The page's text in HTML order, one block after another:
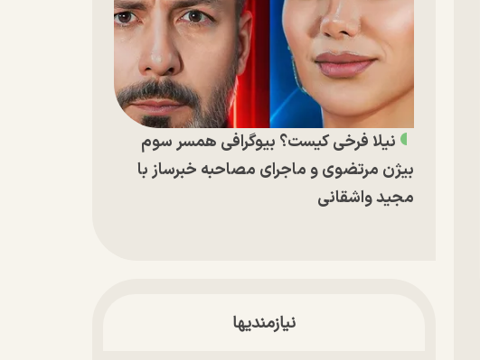
نیلا فرخی کیست؟ بیوگرافی همسر سوم
بیژن مرتضوی و ماجرای مصاحبه خبرساز با
مجید واشقانی
نیازمندیها